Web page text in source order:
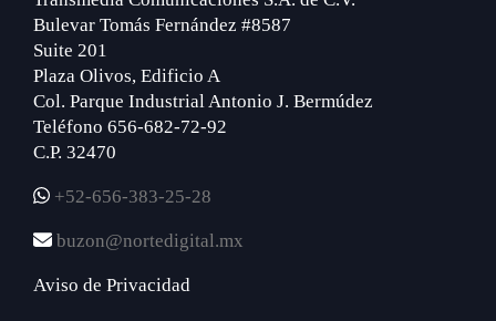
Bulevar Tomás Fernández #8587
Suite 201
Plaza Olivos, Edificio A
Col. Parque Industrial Antonio J. Bermúdez
Teléfono 656-682-72-92
C.P. 32470
+52-656-383-25-28
buzon@nortedigital.mx
Aviso de Privacidad